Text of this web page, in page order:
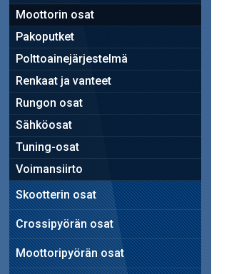
Moottorin osat
Pakoputket
Polttoainejärjestelmä
Renkaat ja vanteet
Rungon osat
Sähköosat
Tuning-osat
Voimansiirto
Skootterin osat
Crossipyörän osat
Moottoripyörän osat